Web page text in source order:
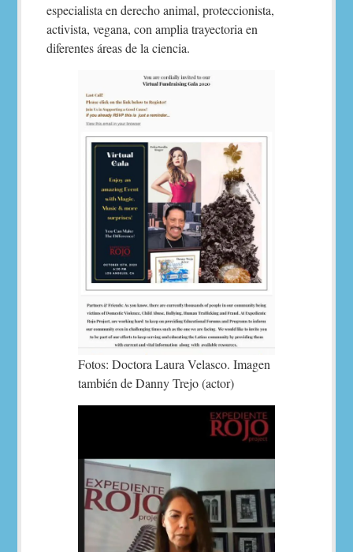
especialista en derecho animal, proteccionista,
activista, vegana, con amplia trayectoria en
diferentes áreas de la ciencia.
Fotos: Doctora Laura Velasco. Imagen
también de Danny Trejo (actor)